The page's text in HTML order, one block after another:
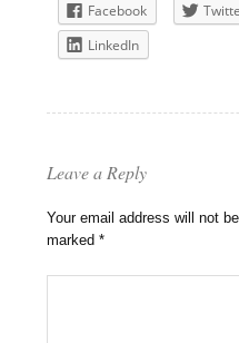
Facebook
LinkedIn
Leave a Reply
Your email address will not
marked*